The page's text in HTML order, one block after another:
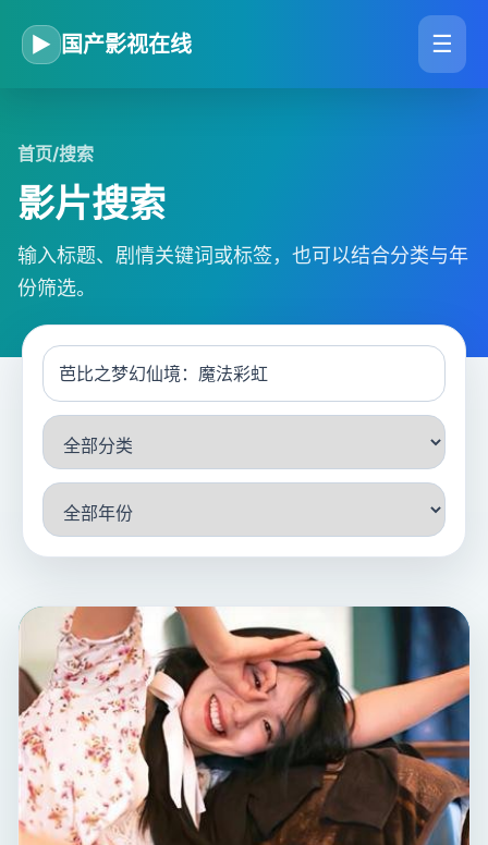
▶ 国产影视在线 ☰
首页/搜索
影片搜索
输入标题、剧情关键词或标签，也可以结合分类与年
份筛选。